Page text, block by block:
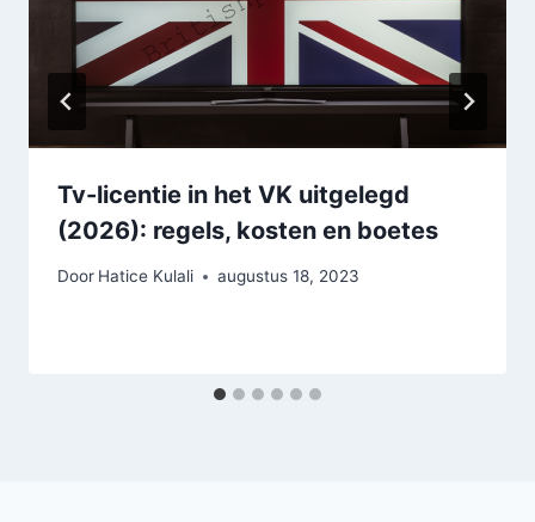
Tv-licentie in het VK uitgelegd
(2026): regels, kosten en boetes
Door Hatice Kulali augustus 18, 2023